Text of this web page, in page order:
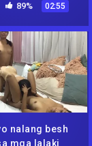
89% 02:55
nalang besh
mga lalaki